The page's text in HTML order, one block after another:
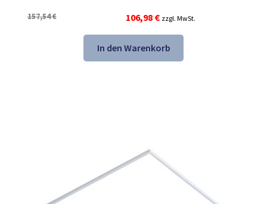
157,54€
Ursprünglicher
Preis
war:
157,54 €
106,98 €Aktueller
Preis
ist:
106,98 €.
zzgl. MwSt.
In den Warenkorb